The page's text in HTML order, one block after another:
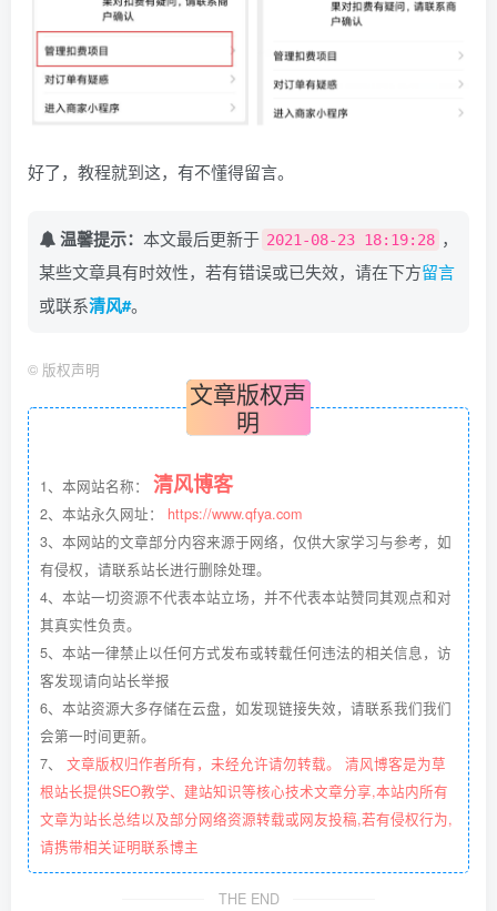
好了，教程就到这，有不懂得留言。
温馨提示： 本文最后更新于 2021-08-23 18:19:28 ，
某些文章具有时效性，若有错误或已失效，请在下方留言
或联系清风#。
© 版权声明
文章版权声
明
1、本网站名称： 清风博客
2、本站永久网址： https://www.qfya.com
3、本网站的文章部分内容来源于网络，仅供大家学习与参考，如
有侵权，请联系站长进行删除处理。
4、本站一切资源不代表本站立场，并不代表本站赞同其观点和对
其真实性负责。
5、本站一律禁止以任何方式发布或转载任何违法的相关信息，访
客发现请向站长举报
6、本站资源大多存储在云盘，如发现链接失效，请联系我们我们
会第一时间更新。
7、 文章版权归作者所有，未经允许请勿转载。 清风博客是为草
根站长提供SEO教学、建站知识等核心技术文章分享,本站内所有
文章为站长总结以及部分网络资源转载或网友投稿,若有侵权行为,
请携带相关证明联系博主
THE END